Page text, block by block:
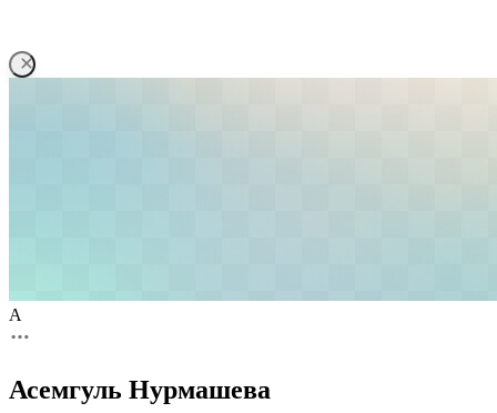
А
Асемгуль Нурмашева